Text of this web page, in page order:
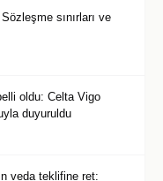
sınırları ve
oldu: Celta Vigo
duyuruldu
veda teklifine ret: